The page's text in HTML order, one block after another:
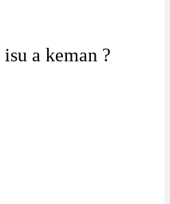
isu a keman ?